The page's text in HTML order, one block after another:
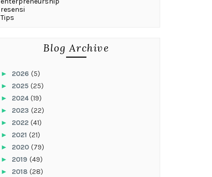
resensi
Tips
Blog Archive
► 2026 (5)
► 2025 (25)
► 2024(19)
► 2023 (22)
► 2022 (41)
► 2021 (21)
► 2020 (79)
► 2019 (49)
► 2018 (28)